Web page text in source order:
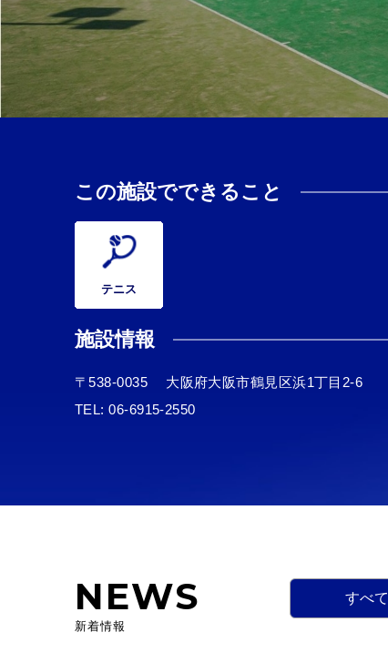
この施設でできること
テニス
施設情報
〒538-0035
大阪府大阪市鶴見区浜1丁目2-6
TEL:06-6915-2550
NEWS
新着情報
すべて